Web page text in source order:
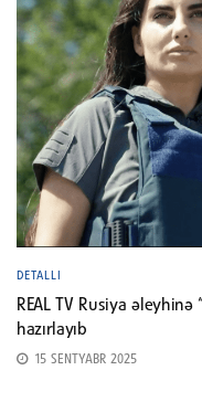
DETALLI
REAL TV Rusiya əleyhinə
hazırlayıb
15 SENTYABR 2025